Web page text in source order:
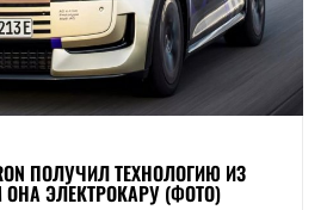
ПОЛУЧИЛ ТЕХНОЛОГИЮ ИЗ
ЭЛЕКТРОКАРУ (ФОТО)